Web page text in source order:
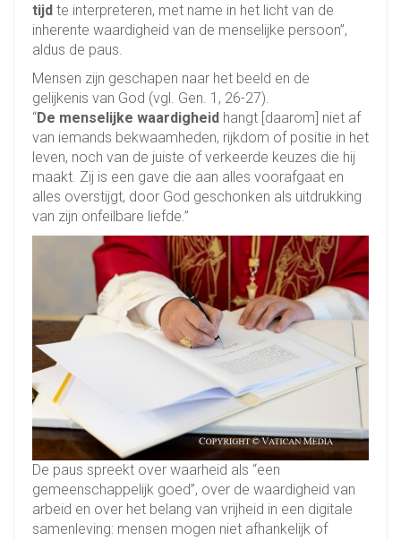
tijd te interpreteren, met name in het licht van de
inherente waardigheid van de menselijke persoon”,
aldus de paus.
Mensen zijn geschapen naar het beeld en de
gelijkenis van God (vgl. Gen. 1, 26-27).
“De menselijke waardigheid hangt [daarom] niet af
van iemands bekwaamheden, rijkdom of positie in het
leven, noch van de juiste of verkeerde keuzes die hij
maakt. Zij is een gave die aan alles voorafgaat en
alles overstijgt, door God geschonken als uitdrukking
van zijn onfeilbare liefde.”
De paus spreekt over waarheid als “een
gemeenschappelijk goed”, over de waardigheid van
arbeid en over het belang van vrijheid in een digitale
samenleving: mensen mogen niet afhankelijk of